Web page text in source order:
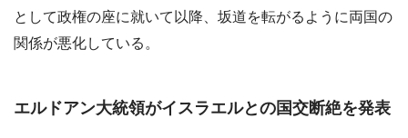
として政権の座に就いて以降、坂道を転がるように両国の
関係が悪化している。
エルドアン大統領がイスラエルとの国交断絶を発表